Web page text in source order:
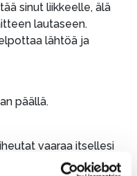
sinut liikkeelle, älä
lautaseen.
lähtöä ja
päällä.
vaaraa itsellesi
hissin